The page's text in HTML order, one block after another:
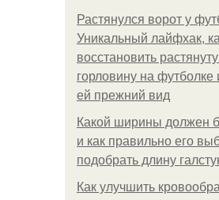
Растянулся ворот у
Уникальный лайфхак,
восстановить
горловину на футболке
ей прежний вид
Какой ширины должен
и как правильно его
подобрать длину
Как улучшить